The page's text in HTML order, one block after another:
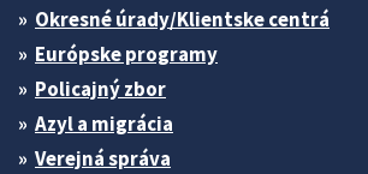
Okresné úrady/Klientske centrá
Európske programy
Policajný zbor
Azyl a migrácia
Verejná správa